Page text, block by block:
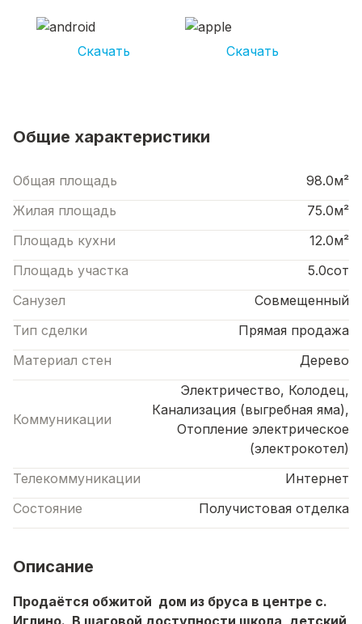
Скачать Скачать
Общие характеристики
Общая площадь
98.0м²
Жилая площадь
75.0м²
Площадь кухни
12.0м²
Площадь участка
5.0сот
Санузел
Совмещенный
Тип сделки
Прямая продажа
Материал стен
Дерево
Коммуникации
Электричество, Колодец,
Канализация (выгребная яма),
Отопление электрическое
(электрокотел)
Телекоммуникации
Интернет
Состояние
Получистовая отделка
Описание
Продаётся обжитой дом из бруса в центре с.
Иглино. В шаговой доступности школа, детский